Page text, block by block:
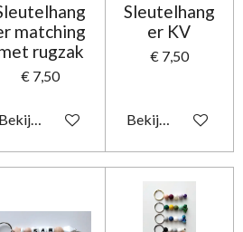
matching
rugzak
€ 7,50
Bekijk details
Sleutelhang
er KV
€ 7,50
Bekijk details